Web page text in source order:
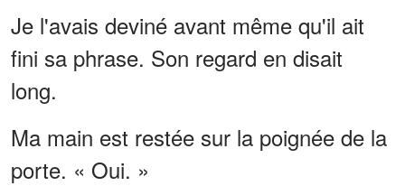
Je l'avais deviné avant même qu'il ait
fini sa phrase. Son regard en disait
long.
Ma main est restée sur la poignée de la
porte. « Oui. »